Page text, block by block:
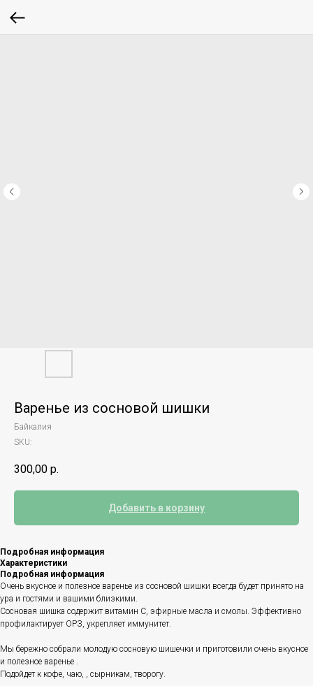
Варенье из сосновой шишки
Байкалия
SKU:
300,00 р.
Добавить в корзину
Подробная информация
Характеристики
Подробная информация
Очень вкусное и полезное варенье из сосновой шишки всегда будет принято на
ура и гостями и вашими близкими.
Сосновая шишка содержит витамин С, эфирные масла и смолы. Эффективно
профилактирует ОРЗ, укрепляет иммунитет.
Мы бережно собрали молодую сосновую шишечки и приготовили очень вкусное
и полезное варенье .
Подойдет к кофе, чаю, , сырникам, творогу.